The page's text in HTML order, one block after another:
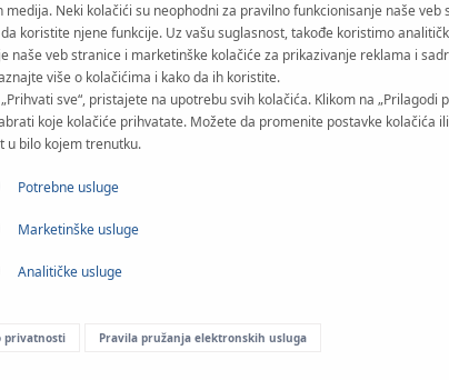
Rafinirani
Nova linija InoxFlow
se o visokokvalitetnoj
medija. Neki kolačići su neophodni za pravilno funkcionisanje naše veb
koristite njene funkcije. Uz vašu suglasnost, takođe koristimo
naše veb stranice i marketinške kolačiće za prikazivanje reklama i
više o kolačićima i kako da ih koristite.
sve“, pristajete na upotrebu svih kolačića. Klikom na „Prilagodi
koje kolačiće prihvatate. Možete da promenite postavke kolačića
u bilo kojem trenutku.
Potrebne usluge
Marketinške usluge
Analitičke usluge
privatnosti Pravila pružanja elektronskih usluga